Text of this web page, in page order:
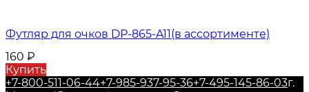
Футляр для очков DP-865-A11(в ассортименте)
160 ₽
Купить
+7-800-511-06-44+7-985-937-95-36+7-495-145-86-03г.